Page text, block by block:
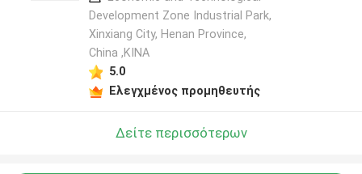
Development Zone Industrial Park,
Xinxiang City, Henan Province,
China ,ΚΙΝΑ
5.0
Ελεγχμένος προμηθευτής
Δείτε περισσότερων